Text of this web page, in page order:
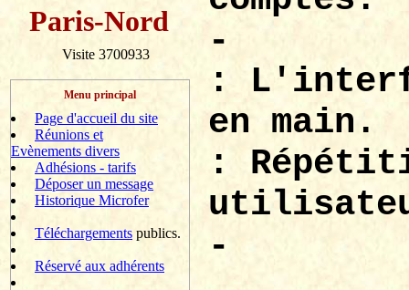
Paris-Nord
Visite 3700933
Menu principal
Page d'accueil du site
Réunions et
Evènements divers
Adhésions - tarifs
Déposer un message
Historique Microfer
Téléchargements publics.
Réservé aux adhérents
-
:
en main.
:
-